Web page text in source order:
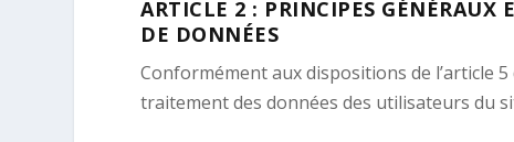
ARTICLE 2 : PRINCIPES GÉNÉRAUX
DE DONNÉES
Conformément aux dispositions de l’article
traitement des données des utilisateurs du